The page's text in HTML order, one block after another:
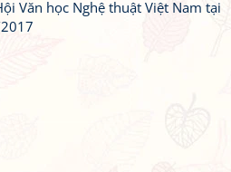
Văn học Nghệ thuật Việt Nam tại